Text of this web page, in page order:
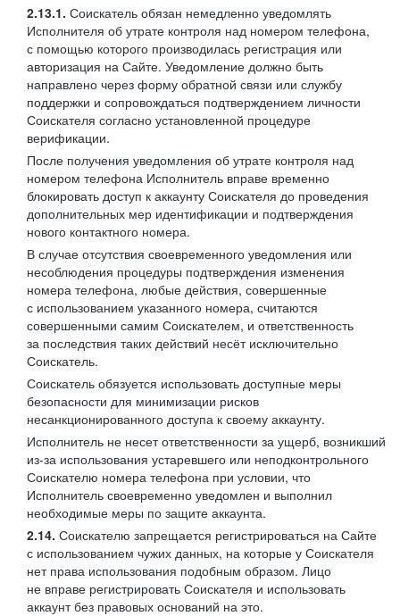
2.13.1. Соискатель обязан немедленно уведомлять
Исполнителя об утрате контроля над номером телефона,
с помощью которого производилась регистрация или
авторизация на Сайте. Уведомление должно быть
направлено через форму обратной связи или службу
поддержки и сопровождаться подтверждением личности
Соискателя согласно установленной процедуре
верификации.
После получения уведомления об утрате контроля над
номером телефона Исполнитель вправе временно
блокировать доступ к аккаунту Соискателя до проведения
дополнительных мер идентификации и подтверждения
нового контактного номера.
В случае отсутствия своевременного уведомления или
несоблюдения процедуры подтверждения изменения
номера телефона, любые действия, совершенные
с использованием указанного номера, считаются
совершенными самим Соискателем, и ответственность
за последствия таких действий несёт исключительно
Соискатель.
Соискатель обязуется использовать доступные меры
безопасности для минимизации рисков
несанкционированного доступа к своему аккаунту.
Исполнитель не несет ответственности за ущерб, возникший
из-за использования устаревшего или неподконтрольного
Соискателю номера телефона при условии, что
Исполнитель своевременно уведомлен и выполнил
необходимые меры по защите аккаунта.
2.14. Соискателю запрещается регистрироваться на Сайте
с использованием чужих данных, на которые у Соискателя
нет права использования подобным образом. Лицо
не вправе регистрировать Соискателя и использовать
аккаунт без правовых оснований на это.